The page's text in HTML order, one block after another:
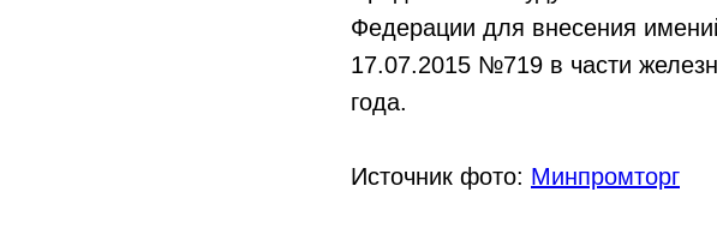
Федерации для внесения
17.07.2015 №719 в части
года.
Источник фото: Минпромторг